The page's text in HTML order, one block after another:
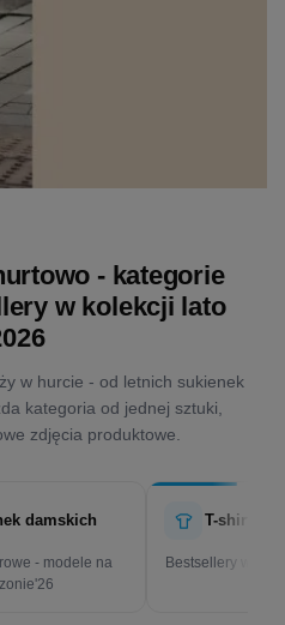
- kategorie
w kolekcji lato
w hurcie - od letnich sukienek
kategoria od jednej sztuki,
zdjęcia produktowe.
damskich
- modele na
T-shirty
Bestsellery w